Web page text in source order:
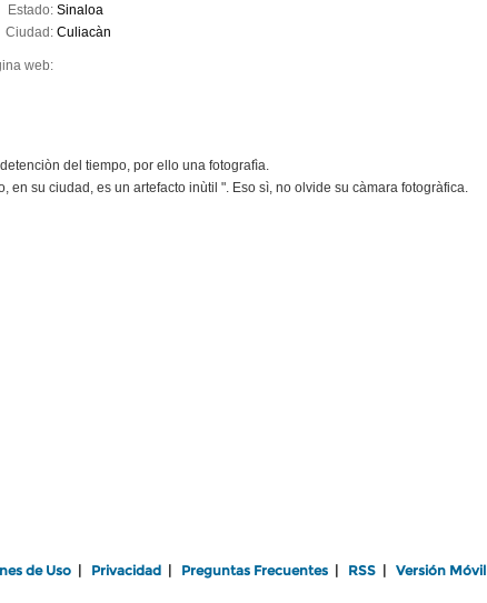
Estado: Sinaloa
Ciudad: Culiacàn
web:
del tiempo, por ello una fotografìa.
su ciudad, es un artefacto inùtil ". Eso sì, no olvide su càmara fotogràfica.
de Uso Privacidad Preguntas Frecuentes RSS Versión Móvil